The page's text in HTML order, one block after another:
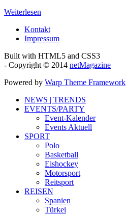
Weiterlesen
Kontakt
Impressum
Built with HTML5 and CSS3
- Copyright © 2014 netMagazine
Powered by Warp Theme Framework
NEWS | TRENDS
EVENTS/PARTY
Event-Kalender
Events Aktuell
SPORT
Polo
Basketball
Eishockey
Motorsport
Reitsport
REISEN
Spanien
Türkei